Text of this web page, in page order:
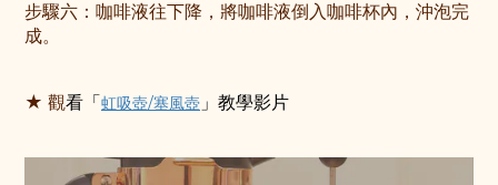
步驟六：咖啡液往下降，將咖啡液倒入咖啡杯內，沖泡完
成。
★ 觀看 「 虹吸壺/塞風壺 」 教學影片